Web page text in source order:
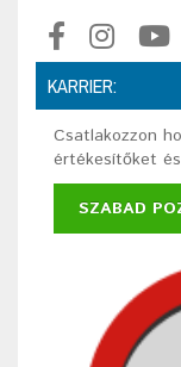
KARRIER:
Csatlakozzon
értékesítőket
SZABAD